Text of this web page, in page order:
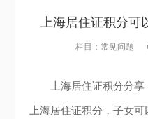
上海居住证积分可
栏目： 常见问题
上海居住证积分分享
上海居住证积分，子女